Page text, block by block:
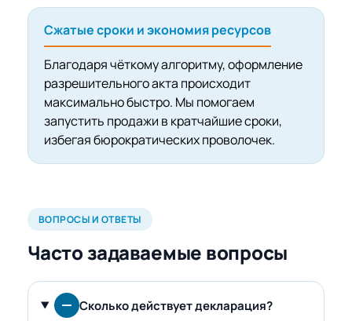
Сжатые сроки и экономия ресурсов
Благодаря чёткому алгоритму, оформление
разрешительного акта происходит
максимально быстро. Мы помогаем
запустить продажи в кратчайшие сроки,
избегая бюрократических проволочек.
ВОПРОСЫ И ОТВЕТЫ
Часто задаваемые вопросы
Сколько действует декларация?